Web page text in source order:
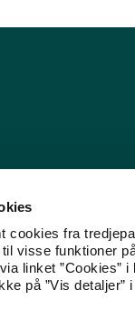
cookies fra
visse funktioner
linket ”Cookies”
på ”Vis detaljer”